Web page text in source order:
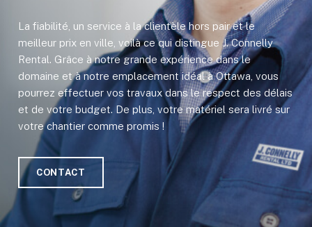
La fiabilité, un service à la clientèle hors pair et le
meilleur prix en ville, voilà ce qui distingue J. Connelly
Rental. Grâce à notre grande expérience dans le
domaine et à notre emplacement idéal à Ottawa, vous
pourrez effectuer vos travaux dans le respect des délais
et de votre budget. De plus, votre matériel sera livré sur
votre chantier comme promis !
CONTACT